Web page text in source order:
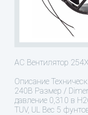
AC Вентилятор
Описание
240В Размер /
давление 0,310 в
TUV, UL Вес 5